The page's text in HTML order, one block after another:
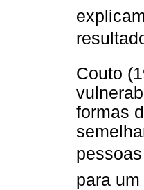
Couto
formas
para